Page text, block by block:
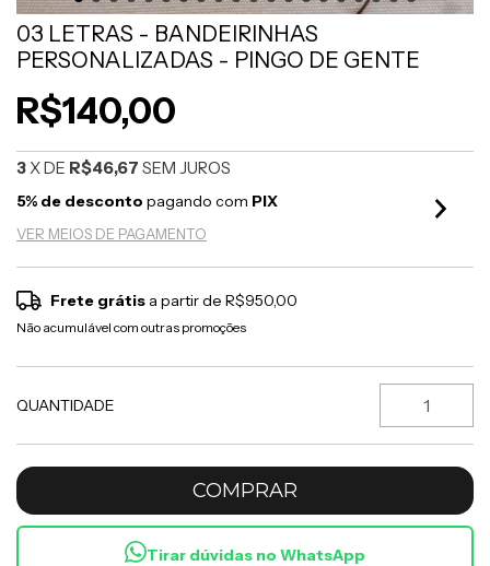
03 LETRAS - BANDEIRINHAS
PERSONALIZADAS - PINGO DE GENTE
R$140,00
3X DE R$46,67 SEM JUROS
5% de desconto pagando com PIX
VER MEIOS DE PAGAMENTO
Frete grátis a partir deR$950,00
Não acumulável com outras promoções
QUANTIDADE
Tirar dúvidas no WhatsApp